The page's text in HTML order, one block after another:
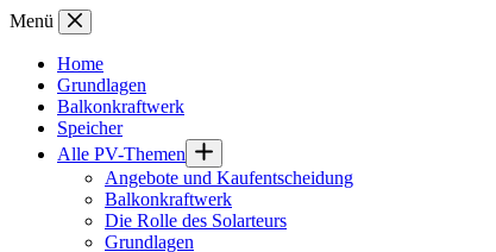
Zum
springen
Menü
Home
Grundlagen
Balkonkraftwerk
Speicher
Alle PV-Themen
Angebote und Kaufentscheidung
Balkonkraftwerk
Die Rolle des Solarteurs
Grundlagen